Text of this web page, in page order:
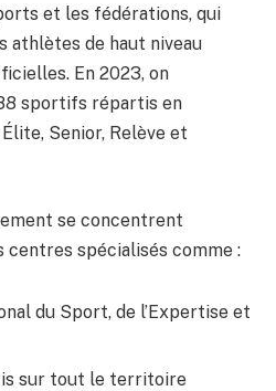
et les fédérations, qui
athlètes de haut niveau
En 2023, on
sportifs répartis en
Senior, Relève et
se concentrent
centres spécialisés comme :
du Sport, de l’Expertise et
sur tout le territoire